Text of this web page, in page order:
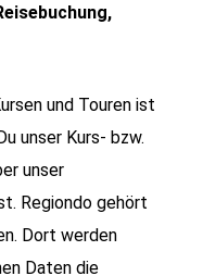
und Touren ist
unser Kurs- bzw.
unser
Regiondo gehört
Dort werden
Daten die